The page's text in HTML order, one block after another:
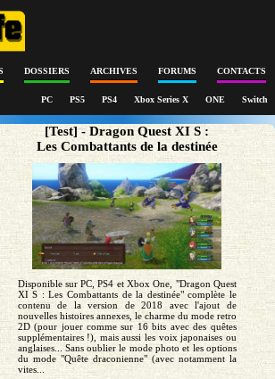
DOSSIERS ARCHIVES FORUMS CONTACTS
PC PS5 PS4 Xbox Series X ONE Switch
[Test] - Dragon Quest XI S :
Les Combattants de la destinée
Disponible sur PC, PS4 et Xbox One, "Dragon Quest
XI S : Les Combattants de la destinée" complète le
contenu de la version de 2018 avec l'ajout de
nouvelles histoires annexes, le charme du mode retro
2D (pour jouer comme sur 16 bits avec des quêtes
supplémentaires !), mais aussi les voix japonaises ou
anglaises... Sans oublier le mode photo et les options
du mode "Quête draconienne" (avec notamment la
vites...